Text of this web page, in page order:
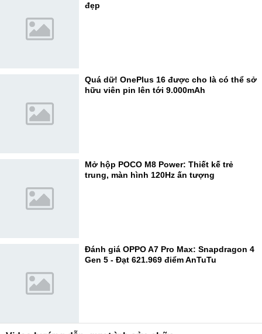
đẹp
Quá dữ! OnePlus 16 được cho là có thể sở
hữu viên pin lên tới 9.000mAh
Mở hộp POCO M8 Power: Thiết kế trẻ
trung, màn hình 120Hz ấn tượng
Đánh giá OPPO A7 Pro Max: Snapdragon 4
Gen 5 - Đạt 621.969 điểm AnTuTu